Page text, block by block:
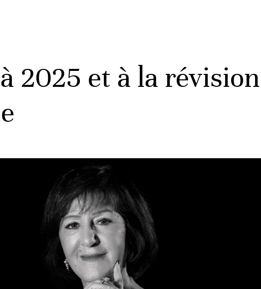
2025 et à la